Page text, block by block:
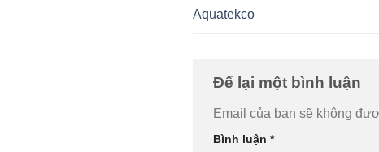
Aquatekco
Để lại một bình luận
Email của bạn sẽ không
Bình luận *